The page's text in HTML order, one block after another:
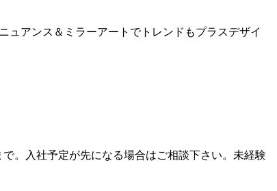
ュアンス＆ミラーアートでトレンドもプラスデザイ
で。入社予定が先になる場合はご相談下さい。未経験